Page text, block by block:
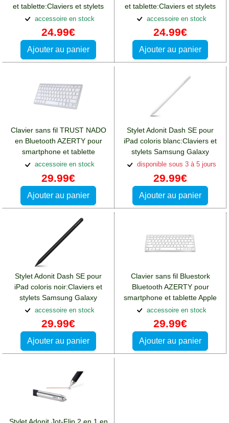
et tablette:Claviers et stylets
Samsung Galaxy A14(5G)
accessoire en stock
24.99€
Ajouter au panier
et tablette:Claviers et stylets
Samsung Galaxy A14(5G)
accessoire en stock
24.99€
Ajouter au panier
Clavier sans fil TRUST NADO
en Bluetooth AZERTY pour
smartphone et tablette
Android
accessoire en stock
29.99€
Ajouter au panier
Stylet Adonit Dash SE pour
iPad coloris blanc:Claviers et
stylets Samsung Galaxy
A14(5G)
disponible sous 3 à 5 jours
29.99€
Ajouter au panier
Stylet Adonit Dash SE pour
iPad coloris noir:Claviers et
stylets Samsung Galaxy
A14(5G)
accessoire en stock
29.99€
Ajouter au panier
Clavier sans fil Bluestork
Bluetooth AZERTY pour
smartphone et tablette Apple
accessoire en stock
29.99€
Ajouter au panier